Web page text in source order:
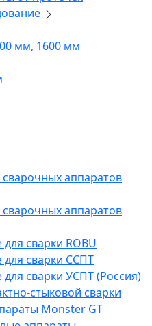
мм, 1600 мм
аппаратов
аппаратов
сварки ROBU
сварки ССПТ
сварки УСПТ (Россия)
стыковой сварки
Monster GT